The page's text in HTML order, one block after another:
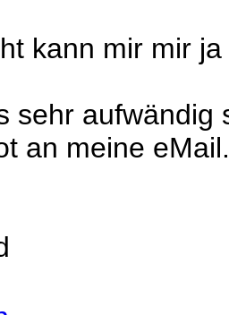
kann mir mir
sehr aufwändig
an meine eMail.